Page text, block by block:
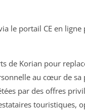
le portail CE en ligne
de Korian pour
au cœur de
par des offres
touristiques,